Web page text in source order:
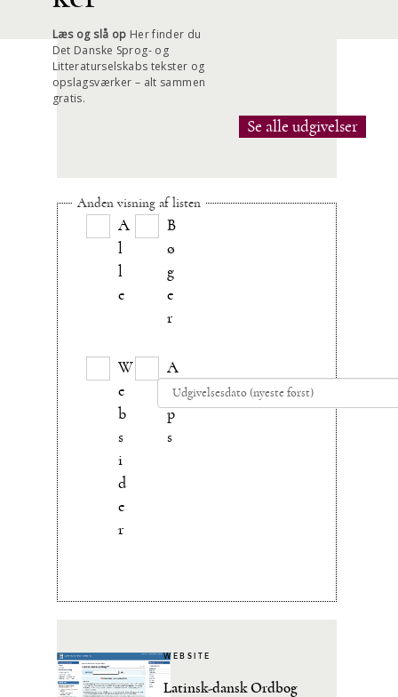
Læs og slå op Her finder du
Det Danske Sprog- og
Litteraturselskabs tekster og
opslagsværker – alt sammen
gratis.
Se alle udgivelser
Anden visning af listen
A
l
l
e
B
ø
g
e
r
W
e
b
s
i
d
e
r
A
p
p
s
WEBSITE
Latinsk-dansk Ordbog